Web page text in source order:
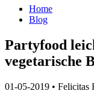
Home
Blog
Partyfood
vegetarische
01-05-2019 • Felicitas